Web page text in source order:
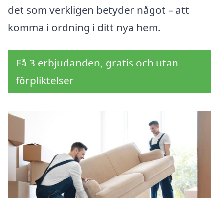
det som verkligen betyder något – att
komma i ordning i ditt nya hem.
Få 3 erbjudanden, gratis och utan
förpliktelser